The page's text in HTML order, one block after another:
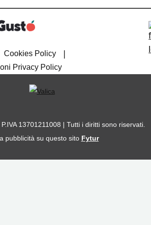
Cookies Policy
Privacy Policy
13701211008 | Tutti i diritti sono riservati.
pubblicità su questo sito Fytur